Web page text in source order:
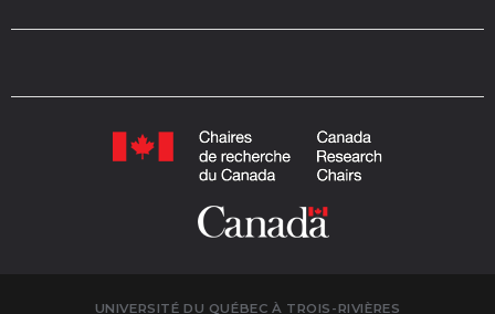
UNIVERSITÉ DU QUÉBEC À TROIS-RIVIÈRES